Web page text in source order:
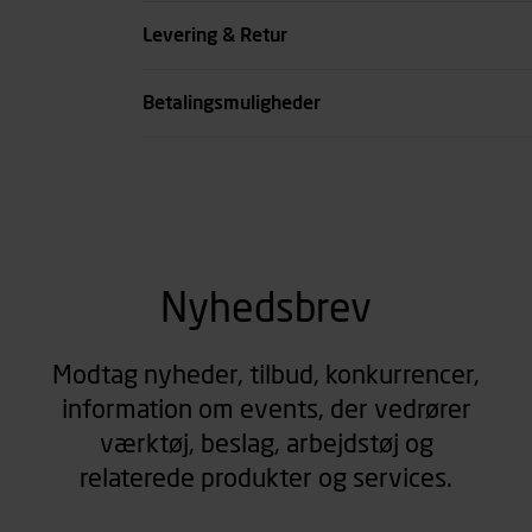
Levering & Retur
Betalingsmuligheder
Nyhedsbrev
Modtag nyheder, tilbud, konkurrencer,
information om events, der vedrører
værktøj, beslag, arbejdstøj og
relaterede produkter og services.